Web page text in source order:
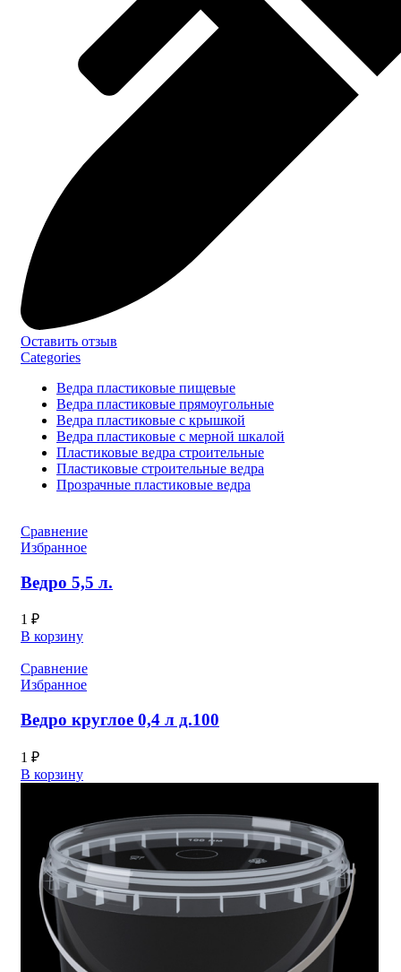
Оставить отзыв
Categories
Ведра пластиковые пищевые
Ведра пластиковые прямоугольные
Ведра пластиковые с крышкой
Ведра пластиковые с мерной шкалой
Пластиковые ведра строительные
Пластиковые строительные ведра
Прозрачные пластиковые ведра
Сравнение
Избранное
Ведро 5,5 л.
1 ₽
В корзину
Сравнение
Избранное
Ведро круглое 0,4 л д.100
1 ₽
В корзину